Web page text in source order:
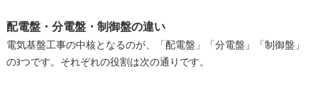
配電盤・分電盤・制御盤の違い
電気基盤工事の中核となるのが、「配電盤」「分電盤」「制御盤」
の3つです。それぞれの役割は次の通りです。